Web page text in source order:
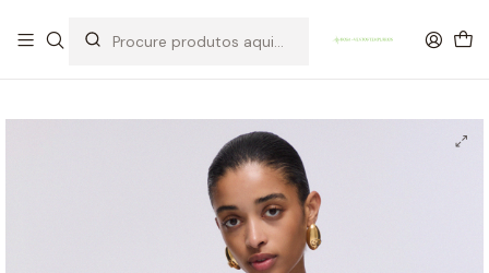
OFERTA DE PORTES DE ENVIO em compras para Portugal superiores a
80€ de artigos sem promoção